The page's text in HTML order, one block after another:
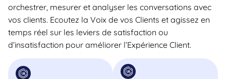
orchestrer, mesurer et analyser les conversations avec
vos clients. Ecoutez la Voix de vos Clients et agissez en
temps réel sur les leviers de satisfaction ou
d’insatisfaction pour améliorer l’Expérience Client.